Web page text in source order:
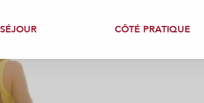
CÔTÉ PRATIQUE